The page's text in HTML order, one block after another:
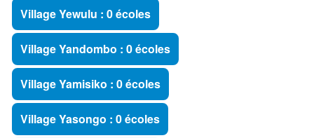
Village Yewulu : 0 écoles
Village Yandombo : 0 écoles
Village Yamisiko : 0 écoles
Village Yasongo : 0 écoles